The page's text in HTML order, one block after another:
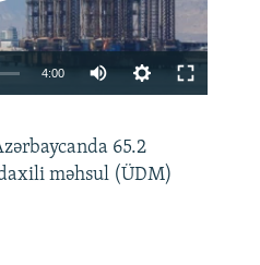
360p 480p
4:00
360p
480p
65.2
məhsul (ÜDM)